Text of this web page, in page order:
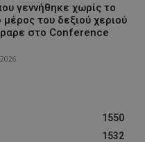
γεννήθηκε χωρίς το
του δεξιού χεριού
στο Conference
1550
1532